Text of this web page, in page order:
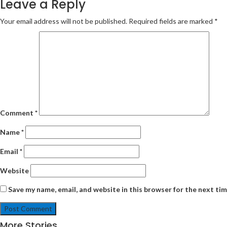
Leave a Reply
Your email address will not be published. Required fields are marked *
Comment *
Name*
Email *
Website
Save my name, email, and website in this browser for the next